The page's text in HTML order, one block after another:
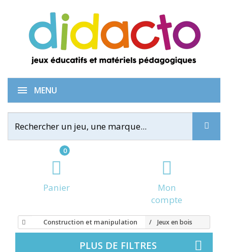
0
Panier
Mon
compte
MENU
Construction et manipulation Jeux en bois
PLUS DE FILTRES